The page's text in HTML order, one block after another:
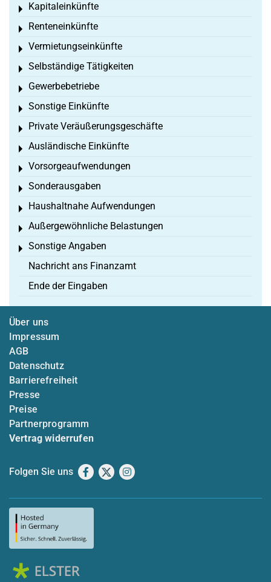
Kapitaleinkünfte
Toggle menu
Renteneinkünfte
Toggle menu
Vermietungseinkünfte
Toggle menu
Selbständige Tätigkeiten
Toggle menu
Gewerbebetriebe
Toggle menu
Sonstige Einkünfte
Toggle menu
Private Veräußerungsgeschäfte
Toggle menu
Ausländische Einkünfte
Toggle menu
Vorsorgeaufwendungen
Toggle menu
Sonderausgaben
Toggle menu
Haushaltnahe Aufwendungen
Toggle menu
Außergewöhnliche Belastungen
Toggle menu
Sonstige Angaben
Toggle menu
Nachricht ans Finanzamt
Ende der Eingaben
Über uns
Impressum
AGB
Datenschutz
Barrierefreiheit
Presse
Preise
Partnerprogramm
Vertrag widerrufen
Folgen Sie uns Facebook
X Instagram